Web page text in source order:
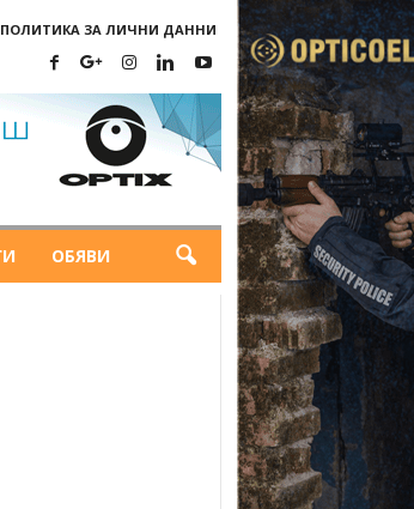
ПОЛИТИКА ЗА ЛИЧНИ ДАННИ
ОБЯВИ